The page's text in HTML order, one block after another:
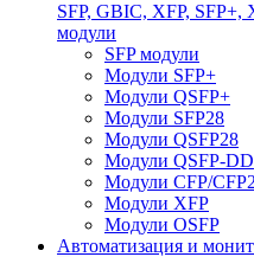
SFP, GBIC, XFP,
модули
SFP модули
Модули SFP+
Модули QSFP+
Модули SFP28
Модули QSFP28
Модули QSFP-DD
Модули CFP/
Модули XFP
Модули OSFP
Автоматизация и